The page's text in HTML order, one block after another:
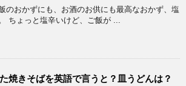
のおかずにも、お酒のお供にも最高なおかず、塩
ちょっと塩辛いけど、ご飯が ...
焼きそばを英語で言うと？皿うどんは？